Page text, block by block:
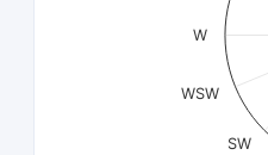
SW
WSW
W